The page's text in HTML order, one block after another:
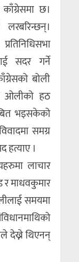
छ।
सदर गर्ने
बोली
ओलीको हठ
भइसकेको
समग्र
।
लाचार
माधवकुमार
समयमा
देख्ने थिएनन्